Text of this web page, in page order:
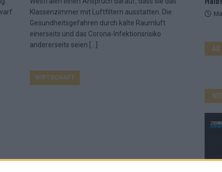
Klassenzimmer mit Luftfiltern ausstatten. Die
Gesundheitsgefahren durch kalte Raumluft
einerseits und das Corona-Infektionsrisiko
andererseits seien
WIRTSCHAFT
AD